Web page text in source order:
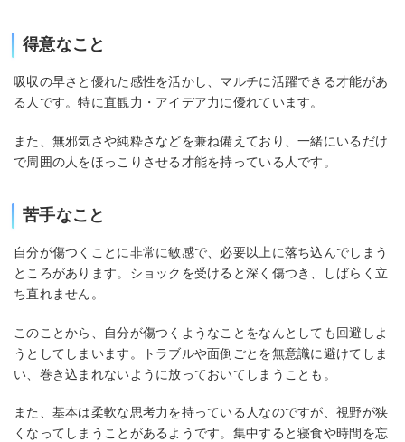
得意なこと
吸収の早さと優れた感性を活かし、マルチに活躍できる才能があ
る人です。特に直観力・アイデア力に優れています。
また、無邪気さや純粋さなどを兼ね備えており、一緒にいるだけ
で周囲の人をほっこりさせる才能を持っている人です。
苦手なこと
自分が傷つくことに非常に敏感で、必要以上に落ち込んでしまう
ところがあります。ショックを受けると深く傷つき、しばらく立
ち直れません。
このことから、自分が傷つくようなことをなんとしても回避しよ
うとしてしまいます。トラブルや面倒ごとを無意識に避けてしま
い、巻き込まれないように放っておいてしまうことも。
また、基本は柔軟な思考力を持っている人なのですが、視野が狭
くなってしまうことがあるようです。集中すると寝食や時間を忘